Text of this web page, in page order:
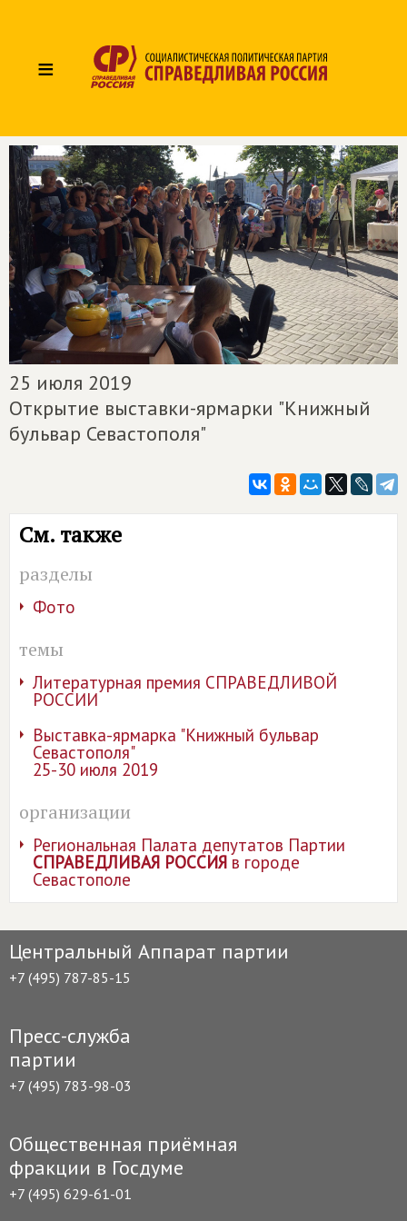
≡
25 июля 2019
Открытие выставки-ярмарки "Книжный
бульвар Севастополя"
См. также
разделы
Фото
темы
Литературная премия СПРАВЕДЛИВОЙ
РОССИИ
Выставка-ярмарка "Книжный бульвар
Севастополя"
25-30 июля 2019
организации
Региональная Палата депутатов Партии
СПРАВЕДЛИВАЯ РОССИЯв городе
Севастополе
Центральный Аппарат партии
+7 (495) 787-85-15
Пресс-служба
партии
+7 (495) 783-98-03
Общественная приёмная
фракции в Госдуме
+7 (495) 629-61-01